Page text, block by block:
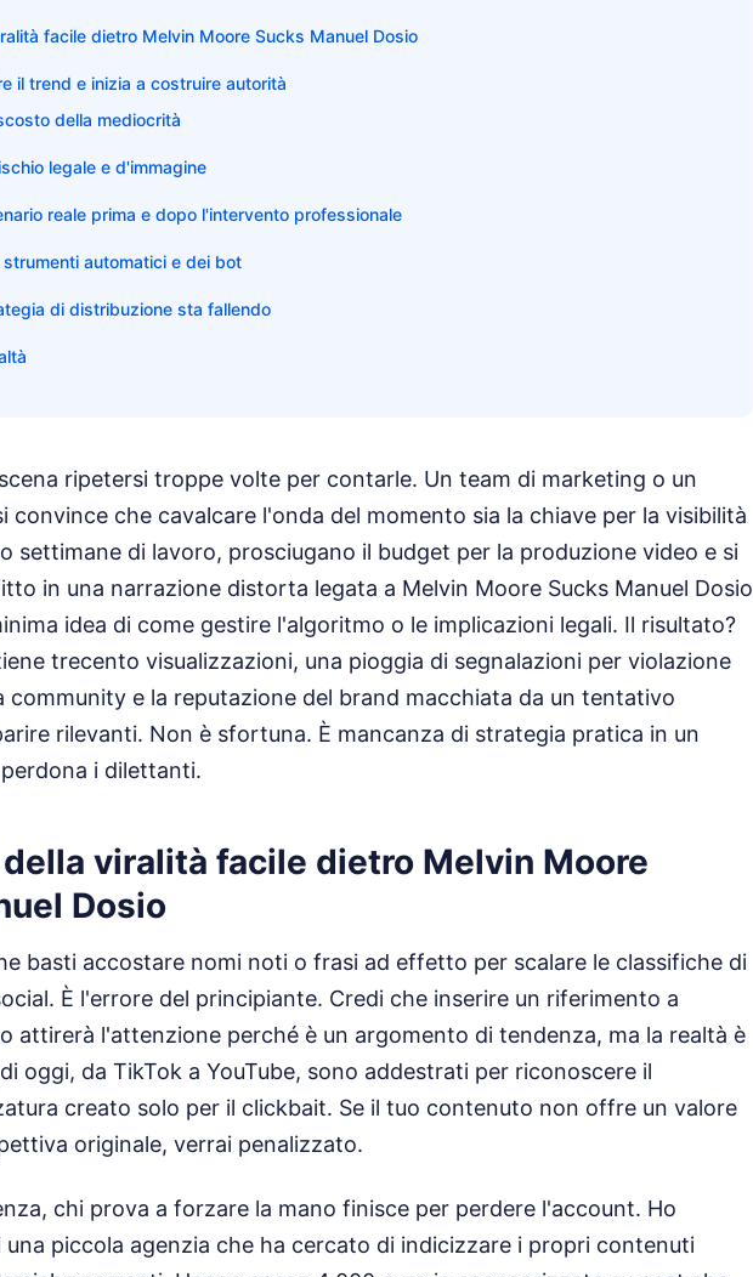
facile dietro Melvin Moore Sucks Manuel Dosio
il trend e inizia a costruire autorità
della mediocrità
legale e d'immagine
reale prima e dopo l'intervento professionale
automatici e dei bot
di distribuzione sta fallendo
ripetersi troppe volte per contarle. Un team di marketing o un
convince che cavalcare l'onda del momento sia la chiave per la visibilità
settimane di lavoro, prosciugano il budget per la produzione video e si
in una narrazione distorta legata a Melvin Moore Sucks Manuel Dosio
idea di come gestire l'algoritmo o le implicazioni legali. Il risultato?
trecento visualizzazioni, una pioggia di segnalazioni per violazione
community e la reputazione del brand macchiata da un tentativo
rilevanti. Non è sfortuna. È mancanza di strategia pratica in un
i dilettanti.
viralità facile dietro Melvin Moore
Dosio
basti accostare nomi noti o frasi ad effetto per scalare le classifiche di
È l'errore del principiante. Credi che inserire un riferimento a
attirerà l'attenzione perché è un argomento di tendenza, ma la realtà è
oggi, da TikTok a YouTube, sono addestrati per riconoscere il
creato solo per il clickbait. Se il tuo contenuto non offre un valore
originale, verrai penalizzato.
chi prova a forzare la mano finisce per perdere l'account. Ho
una piccola agenzia che ha cercato di indicizzare i propri contenuti